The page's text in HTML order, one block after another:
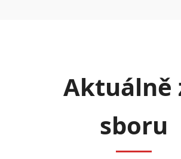
Aktuálně
sboru